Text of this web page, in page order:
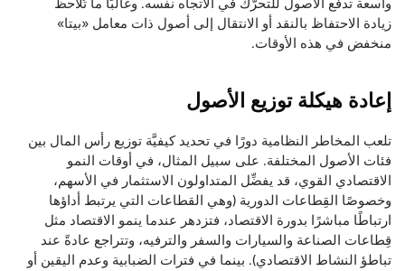
واسعة تدفع الأصول للتحرُّك في الاتجاه نفسه. وغالبًا ما تُلاحظ
زيادة الاحتفاظ بالنقد أو الانتقال إلى أصول ذات معامل «بيتا»
منخفض في هذه الأوقات.
إعادة هيكلة توزيع الأصول
تلعب المخاطر النظامية دورًا في تحديد كيفيَّة توزيع رأس المال بين
فئات الأصول المختلفة. على سبيل المثال، في أوقات النمو
الاقتصادي القوي، قد يفضِّل المتداولون الاستثمار في الأسهم،
وخصوصًا القِطاعات الدورية (وهي القطاعات التي يرتبط أداؤها
ارتباطًا مباشرًا بدورة الاقتصاد، فتزدهر عندما ينمو الاقتصاد مثل
قِطاعات الصناعة والسيارات والسفر والترفيه، وتتراجع عادةً عند
تباطؤ النشاط الاقتصادي). بينما في فترات الضبابية وعدم اليقين أو